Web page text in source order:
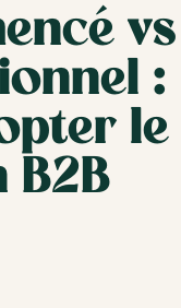
vs
:
le
B2B